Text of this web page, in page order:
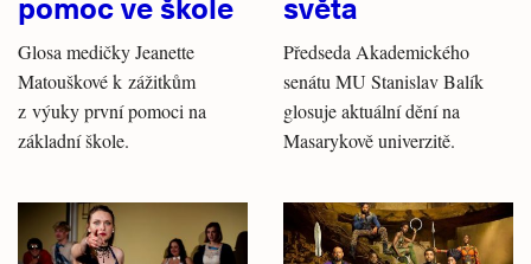
Glosa medičky Jeanette
Matouškové k zážitkům
z výuky první pomoci na
základní škole.
Předseda Akademického
senátu MU Stanislav Balík
glosuje aktuální dění na
Masarykově univerzitě.